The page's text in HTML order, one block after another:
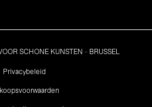
SCHONE KUNSTEN - BRUSSEL
Privacybeleid